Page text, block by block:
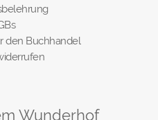
den Buchhandel
Wunderhof